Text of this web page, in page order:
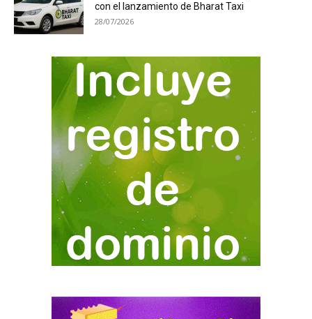
con el lanzamiento de Bharat Taxi
28/07/2026